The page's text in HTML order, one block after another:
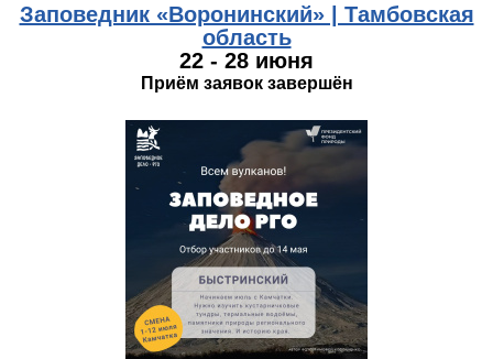
Заповедник «Воронинский» | Тамбовская
область
22 - 28 июня
Приём заявок завершён
kamchatka.jpg